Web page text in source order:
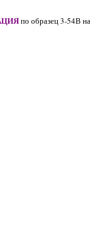
по образец 3-54В